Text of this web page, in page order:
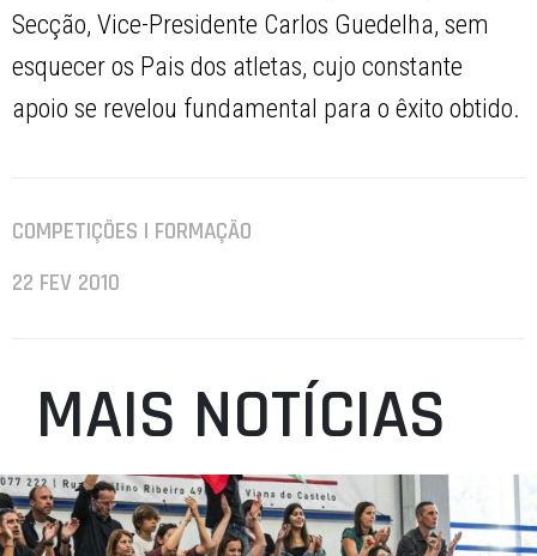
Secção, Vice-Presidente Carlos Guedelha, sem
esquecer os Pais dos atletas, cujo constante
apoio se revelou fundamental para o êxito obtido.
COMPETIÇÕES | FORMAÇÃO
22 FEV 2010
MAIS NOTÍCIAS